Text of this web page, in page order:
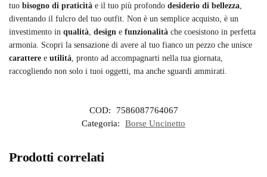
tuo bisogno di praticità e il tuo più profondo desiderio di bellezza
diventando il fulcro del tuo outfit. Non è un semplice acquisto, è un
investimento in qualità design e funzionalità che coesistono in perfetta
armonia. Scopri la sensazione di avere al tuo fianco un pezzo che unisce
carattere e utilità , pronto ad accompagnarti nella tua giornata,
raccogliendo non solo i tuoi oggetti, ma anche sguardi ammirati.
COD:
7586087764067
Categoria:
Borse Uncinetto
Prodotti correlati